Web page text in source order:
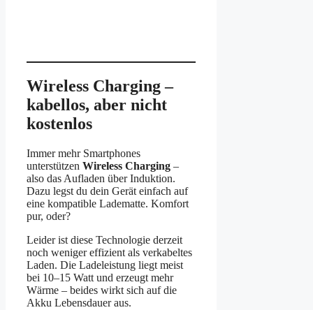
Wireless Charging –
kabellos, aber nicht
kostenlos
Immer mehr Smartphones
unterstützen Wireless Charging –
also das Aufladen über Induktion.
Dazu legst du dein Gerät einfach auf
eine kompatible Ladematte. Komfort
pur, oder?
Leider ist diese Technologie derzeit
noch weniger effizient als verkabeltes
Laden. Die Ladeleistung liegt meist
bei 10–15 Watt und erzeugt mehr
Wärme – beides wirkt sich auf die
Akku Lebensdauer aus.